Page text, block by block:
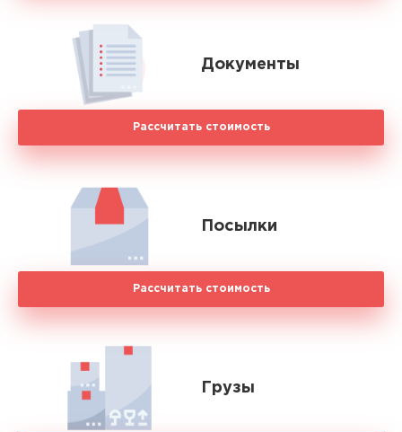
Документы
Рассчитать стоимость
Посылки
Рассчитать стоимость
Грузы